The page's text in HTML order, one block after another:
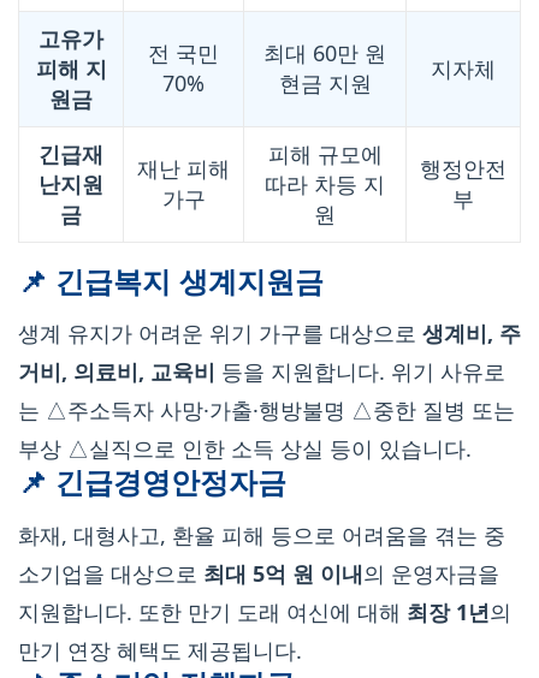
고유가
피해 지
원금
전 국민
70%
최대 60만 원
현금 지원
지자체
긴급재
난지원
금
재난 피해
가구
피해 규모에
따라 차등 지
원
행정안전
부
📌 긴급복지 생계지원금
생계 유지가 어려운 위기 가구를 대상으로 생계비, 주
거비, 의료비, 교육비 등을 지원합니다. 위기 사유로
는 △주소득자 사망·가출·행방불명 △중한 질병 또는
부상 △실직으로 인한 소득 상실 등이 있습니다.
📌 긴급경영안정자금
화재, 대형사고, 환율 피해 등으로 어려움을 겪는 중
소기업을 대상으로 최대 5억 원 이내의 운영자금을
지원합니다. 또한 만기 도래 여신에 대해 최장 1년의
만기 연장 혜택도 제공됩니다.